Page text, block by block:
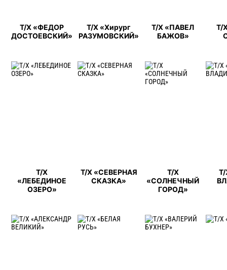
Т/Х «ФЕДОР
ДОСТОЕВСКИЙ»
Т/Х «Хирург
РАЗУМОВСКИЙ»
Т/Х «ПАВЕЛ
БАЖОВ»
Т/
Т/Х
«ЛЕБЕДИНОЕ
ОЗЕРО»
Т/Х «СЕВЕРНАЯ
СКАЗКА»
Т/Х
«СОЛНЕЧНЫЙ
ГОРОД»